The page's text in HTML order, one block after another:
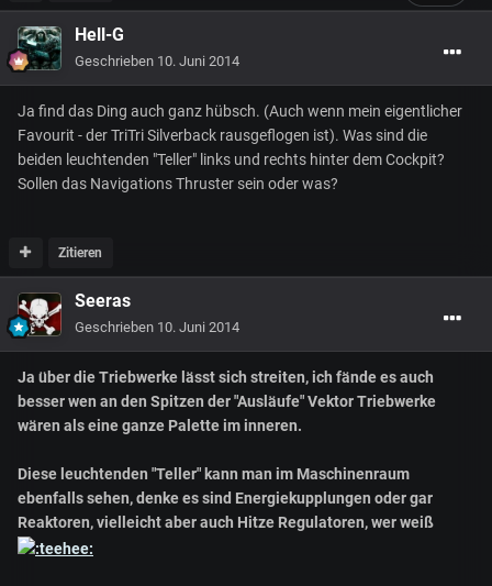
Hell-G
Geschrieben 10. Juni 2014
Ja find das Ding auch ganz hübsch. (Auch wenn mein eigentlicher
Favourit - der TriTri Silverback rausgeflogen ist). Was sind die
beiden leuchtenden "Teller" links und rechts hinter dem Cockpit?
Sollen das Navigations Thruster sein oder was?
Zitieren
Seeras
Geschrieben 10. Juni 2014
Ja über die Triebwerke lässt sich streiten, ich fände es auch
besser wen an den Spitzen der "Ausläufe" Vektor Triebwerke
wären als eine ganze Palette im inneren.
Diese leuchtenden "Teller" kann man im Maschinenraum
ebenfalls sehen, denke es sind Energiekupplungen oder gar
Reaktoren, vielleicht aber auch Hitze Regulatoren, wer weiß